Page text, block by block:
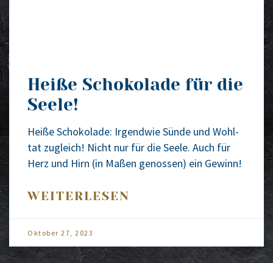
Heiße Schokolade für die
Seele!
Hei­ße Scho­ko­la­de: Irgend­wie Sün­de und Wohl­
tat zugleich! Nicht nur für die See­le. Auch für
Herz und Hirn (in Maßen genos­sen) ein Gewinn!
WEITERLESEN
Okto­ber 27, 2023